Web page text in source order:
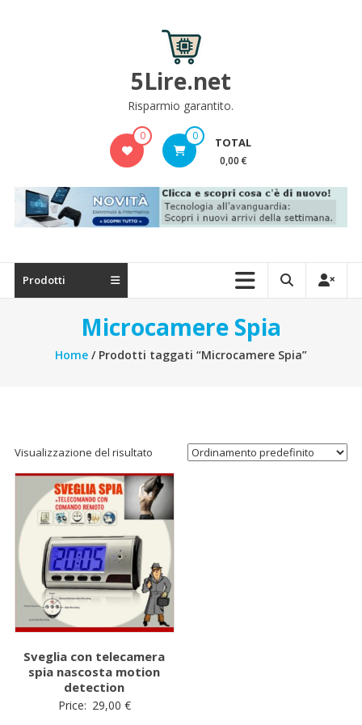
5Lire.net
Risparmio garantito.
0 0 TOTAL
0,00 €
Prodotti
Microcamere Spia
Home/ Prodotti taggati “Microcamere Spia”
Visualizzazione del risultato
Sveglia con telecamera
spia nascosta motion
detection
Price: 29,00 €